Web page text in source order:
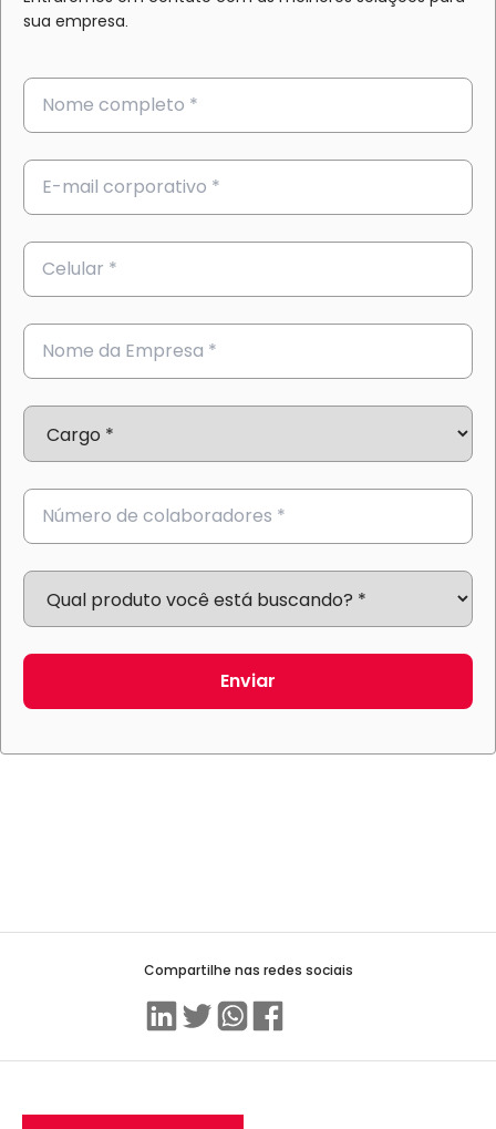
sua empresa.
Enviar
Compartilhe nas redes sociais
LinkedinTwitterWhatsApp
Facebook